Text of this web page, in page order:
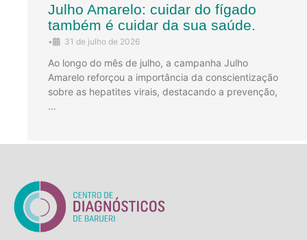
Julho Amarelo: cuidar do fígado
também é cuidar da sua saúde.
• 31 de julho de 2026
Ao longo do mês de julho, a campanha Julho
Amarelo reforçou a importância da conscientização
sobre as hepatites virais, destacando a prevenção,
…